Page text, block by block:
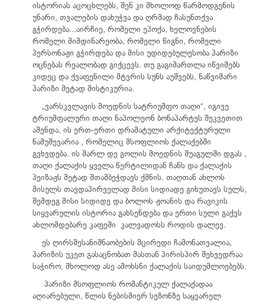
ისტორიას აცოცხლებს, შენ კი მხოლოდ წარმოდგენის
უნარი, თვალების დახუჭვა და ღრმად ჩასუნთქვა
გჭირდება...აირჩიე, რომელი ეპოქა, ხელოვნების
რომელი მიმდინარეობა, რომელი წიგნი, რომელი
პერსონაჟი გჭირდება და მისი უდიდებულესობა პარიზი
ოცნებას რეალობად გიქცევს. თუ გაგიმართლა იწვიმებს
კიდეც და ქვაფენილი მტვრის სუნს აუშვებს, ნაწვიმარი
პარიზი მეტად მისტიკურია.
„ვარსკვლავის მოედნის სატრიუმფო თაღი“, იგივე
ტრიუმფალური თაღი ნაპოლეონ ბონაპარტეს შეკვეთით
აშენდა, ის ერთ-ერთი დრამატული არქიტექტურული
ნამუშევარია , რომელიც მსოფლიოს ქალაქებში
გვხვდება. ის შარლ დე გოლის მოედნის შუაგულში დგას ,
თაღი ქალაქის ყველა წერტილიდან ჩანს და ქალაქის
პეიზაჟს მეტად შთამბეჭდავს ქმნის. თაღთან ახლოს
მისულს თავდაპირველად მისი სიდიადე გიხუთავს სულს,
შემდეგ მისი სიდიდე და ბოლოს ჟოანის და რავიკის
სიყვარულის ისტორია გახსენდება და ერთი სული გაქვს
ახლომდებარე კაფეში კალვადოსს როდის დალევ.
ეს ღირსშესანიშნაობების მცირედი ჩამონათვალია,
პარიზის უკეთ გასაცნობათ მასთან პირისპირ შეხვედრაა
საჭირო, მხოლოდ ასე ამოხსნი ქალაქის საიდუმლოებებს.
პარიზი მსოფლიოს რომანტიკულ ქალაქადაა
აღიარებული, წლის ნებისმიერ სეზონზე საყვარელ